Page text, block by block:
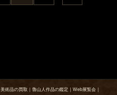
美術品の買取 ｜ 魯山人作品の鑑定 ｜ Web展覧会 ｜